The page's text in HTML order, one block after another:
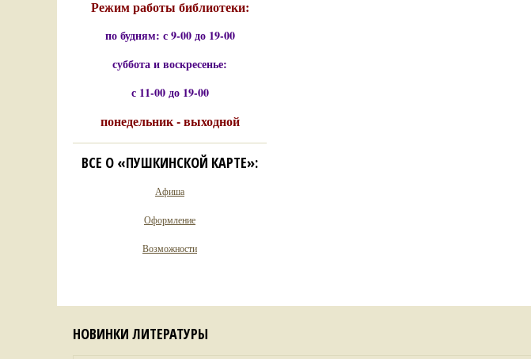
Режим работы библиотеки:
по будням: с 9-00 до 19-00
суббота и воскресенье:
с 11-00 до 19-00
понедельник - выходной
ВСЕ О «ПУШКИНСКОЙ КАРТЕ»:
Афиша
Оформление
Возможности
НОВИНКИ ЛИТЕРАТУРЫ